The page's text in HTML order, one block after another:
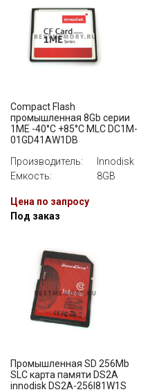
Compact Flash
промышленная 8Gb серии
1ME -40°C +85°C MLC DC1M-
01GD41AW1DB
Производитель:
Innodisk
Емкость:
8GB
Цена по запросу
Под заказ
Промышленная SD 256Mb
SLC карта памяти DS2A
innodisk DS2A-256I81W1S